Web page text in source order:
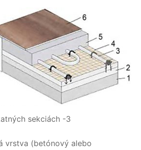
sekciách -3
vrstva (betónový alebo